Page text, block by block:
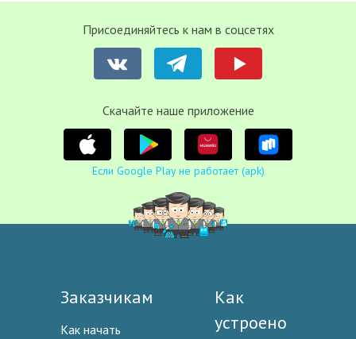
Присоединяйтесь к нам в соцсетях
Cкачайте наше приложение
Если Google Play не работает (apk)
Заказчикам
Как начать
Как
устроено